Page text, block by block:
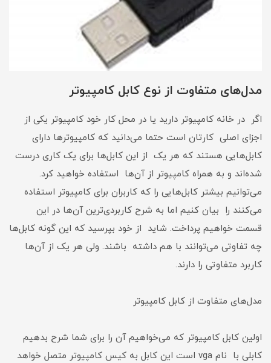
مدل‌های متفاوت از نوع کابل کامپیوتر
اگر در خانه کامپیوتر دارید یا در محل کار خود کامپیوتر یکی از
اجزای اصلی کارتان است حتما می‌دانید که کامپیوتر‌ها دارای
کابل‌هایی هستند که هر یک از این کابل‌ها برای یک کاری درست
شده‌اند و به همراه کامپیوتر از آن‌ها استفاده خواهید کرد.
می‌توانیم بیشتر کابل‌هایی را که کاربران برای کامپیوتر استفاده
می‌کنند را بیان کنیم اما به شرح کاربردی‌ترین آن‌ها در این
قسمت خواهیم پرداخت. شاید از خود بپرسید که این گونه کابل‌ها
چه تفاوتی می‌توانند با هم داشته باشند. ولی هر یک از آن‌ها
کاربرد متفاوتی را دارند.
مدل‌های متفاوت از کابل کامپیوتر
اولین کابل کامپیوتر که می‌خواهیم آن را برای شما شرح بدهیم
کابلی با نام vga است این کابل به کیس کامپیوتر متصل خواهد